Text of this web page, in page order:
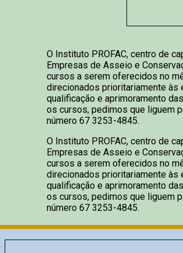
O Instituto PROFAC, centro de
Empresas de Asseio e
cursos a serem oferecidos no
direcionados prioritariamente às
qualificação e aprimoramento
os cursos, pedimos que liguem
número 67 3253-4845.
O Instituto PROFAC, centro de
Empresas de Asseio e
cursos a serem oferecidos no
direcionados prioritariamente às
qualificação e aprimoramento
os cursos, pedimos que liguem
número 67 3253-4845.